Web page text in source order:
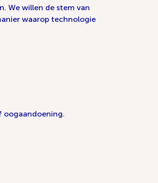
We willen de stem van
waarop technologie
oogaandoening.